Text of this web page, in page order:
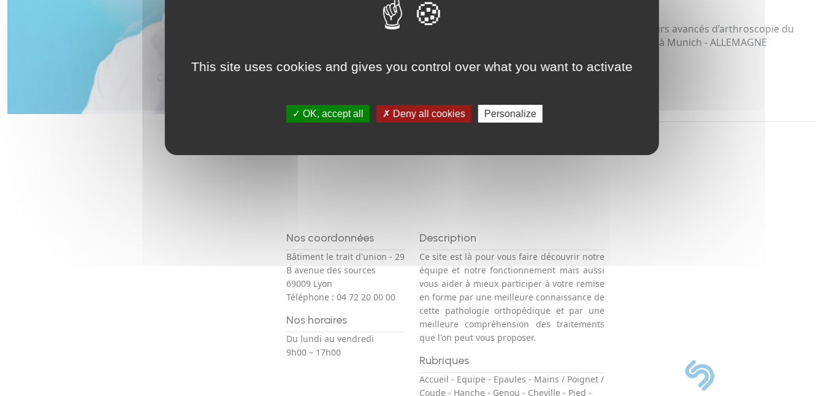
Participation du Dr David DEJOUR à la session « Cours avancés d’arthroscopie du
genou – Tout sur le LCA » le 10 & 11 décembre 2019 à Munich - ALLEMAGNE
Nos coordonnées
Bâtiment le trait d'union - 29
B avenue des sources
69009 Lyon
Téléphone : 04 72 20 00 00
Nos horaires
Du lundi au vendredi
9h00 – 17h00
Description
Ce site est là pour vous faire découvrir notre
équipe et notre fonctionnement mais aussi
vous aider à mieux participer à votre remise
en forme par une meilleure connaissance de
cette pathologie orthopédique et par une
meilleure compréhension des traitements
que l'on peut vous proposer.
Rubriques
Accueil - Equipe - Epaules - Mains / Poignet /
Coude - Hanche - Genou - Cheville - Pied -
This site uses cookies and gives you control over what you want to activate
OK, accept all Deny all cookies Personalize